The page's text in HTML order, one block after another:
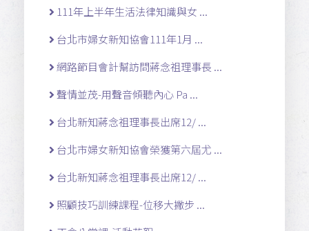
111年上半年生活法律知識與女 ...
台北市婦女新知協會111年1月 ...
網路節目會計幫訪問蔣念祖理事長 ...
聲情並茂-用聲音傾聽內心 Pa ...
台北新知蔣念祖理事長出席12/ ...
台北市婦女新知協會榮獲第六屆尤 ...
台北新知蔣念祖理事長出席12/ ...
照顧技巧訓練課程-位移大撇步 ...